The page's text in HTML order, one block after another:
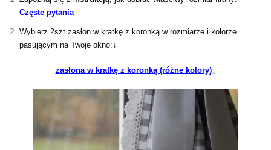
Częste pytania
Wybierz 2szt zasłon w kratkę z koronką w rozmiarze i kolorze
pasującym na Twoje okno:↓
zasłona w kratkę z koronką (różne kolory)↓